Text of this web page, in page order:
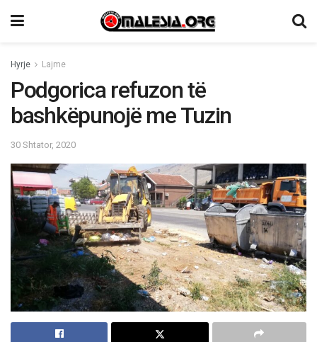
Hyrje Lajme
Podgorica refuzon të
bashkëpunojë me Tuzin
30 Shtator, 2020